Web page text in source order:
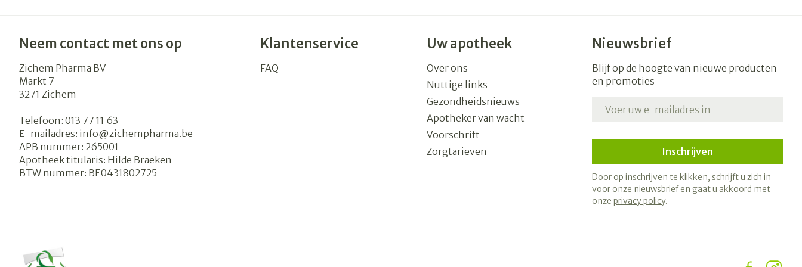
Neem contact met ons op
Zichem Pharma BV
Markt 7
3271 Zichem
Telefoon: 013 77 11 63
E-mailadres: info@zichempharma.be
APB nummer: 265001
Apotheek titularis: Hilde Braeken
BTW nummer: BE0431802725
Klantenservice
FAQ
Uw apotheek
Over ons
Nuttige links
Gezondheidsnieuws
Apotheker van wacht
Voorschrift
Zorgtarieven
Nieuwsbrief
Blijf op de hoogte van nieuwe producten
en promoties
Inschrijven
Door op inschrijven te klikken, schrijft u zich in
voor onze nieuwsbrief en gaat u akkoord met
onze privacy policy.